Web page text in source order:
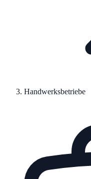
Handwerksbetriebe